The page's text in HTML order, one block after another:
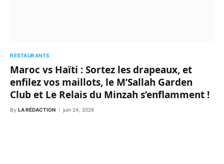
RESTAURANTS
Maroc vs Haïti : Sortez les drapeaux, et
enfilez vos maillots, le M’Sallah Garden
Club et Le Relais du Minzah s’enflamment !
By LA RÉDACTION juin 24, 2026